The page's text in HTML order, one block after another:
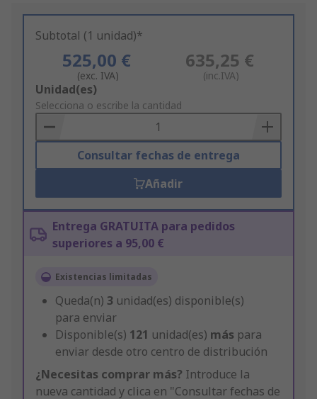
Subtotal (1 unidad)*
525,00 €
(exc. IVA)
635,25 €
(inc.IVA)
Add
to
Basket
Unidad(es)
Selecciona o escribe la cantidad
Consultar fechas de entrega
Añadir
Entrega GRATUITA para pedidos
superiores a 95,00 €
Existencias limitadas
Queda(n) 3 unidad(es) disponible(s)
para enviar
Disponible(s) 121 unidad(es) más para
enviar desde otro centro de distribución
¿Necesitas comprar más? Introduce la
nueva cantidad y clica en "Consultar fechas de